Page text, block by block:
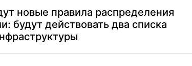
новые правила распределения
будут действовать два списка